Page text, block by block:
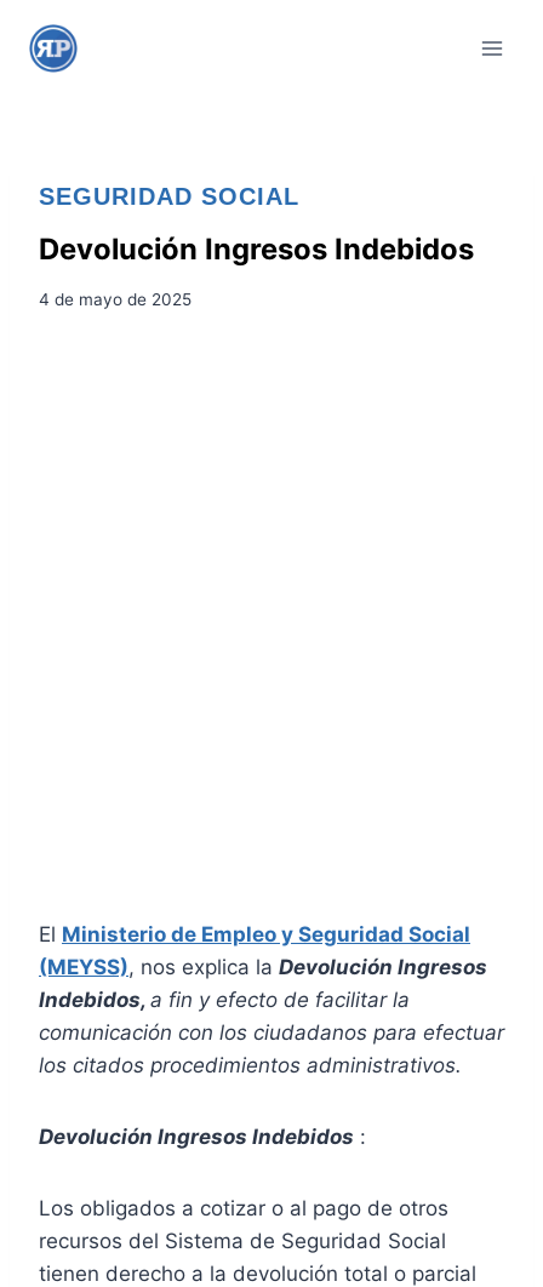
SEGURIDAD SOCIAL
Devolución Ingresos Indebidos
4 de mayo de 2025
El Ministerio de Empleo y Seguridad Social
(MEYSS), nos explica la Devolución Ingresos
Indebidos, a fin y efecto de facilitar la
comunicación con los ciudadanos para efectuar
los citados procedimientos administrativos.
Devolución Ingresos Indebidos :
Los obligados a cotizar o al pago de otros
recursos del Sistema de Seguridad Social
tienen derecho a la devolución total o parcial